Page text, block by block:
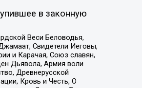
в законную
Веси Беловодья,
Свидетели Иеговы,
и Карачая, Союз славян,
Дьявола, Армия воли
Древнерусской
Кровь и Честь, О